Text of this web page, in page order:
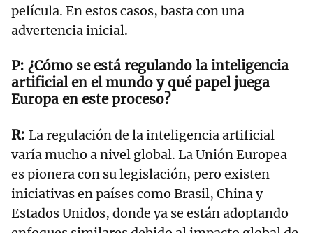
película. En estos casos, basta con una
advertencia inicial.
¿Cómo se está regulando la inteligencia
artificial en el mundo y qué papel juega
Europa en este proceso?
La regulación de la inteligencia artificial
varía mucho a nivel global. La Unión Europea
es pionera con su legislación, pero existen
iniciativas en países como Brasil, China y
Estados Unidos, donde ya se están adoptando